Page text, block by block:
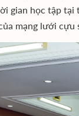
gian học tập tại
mạng lưới